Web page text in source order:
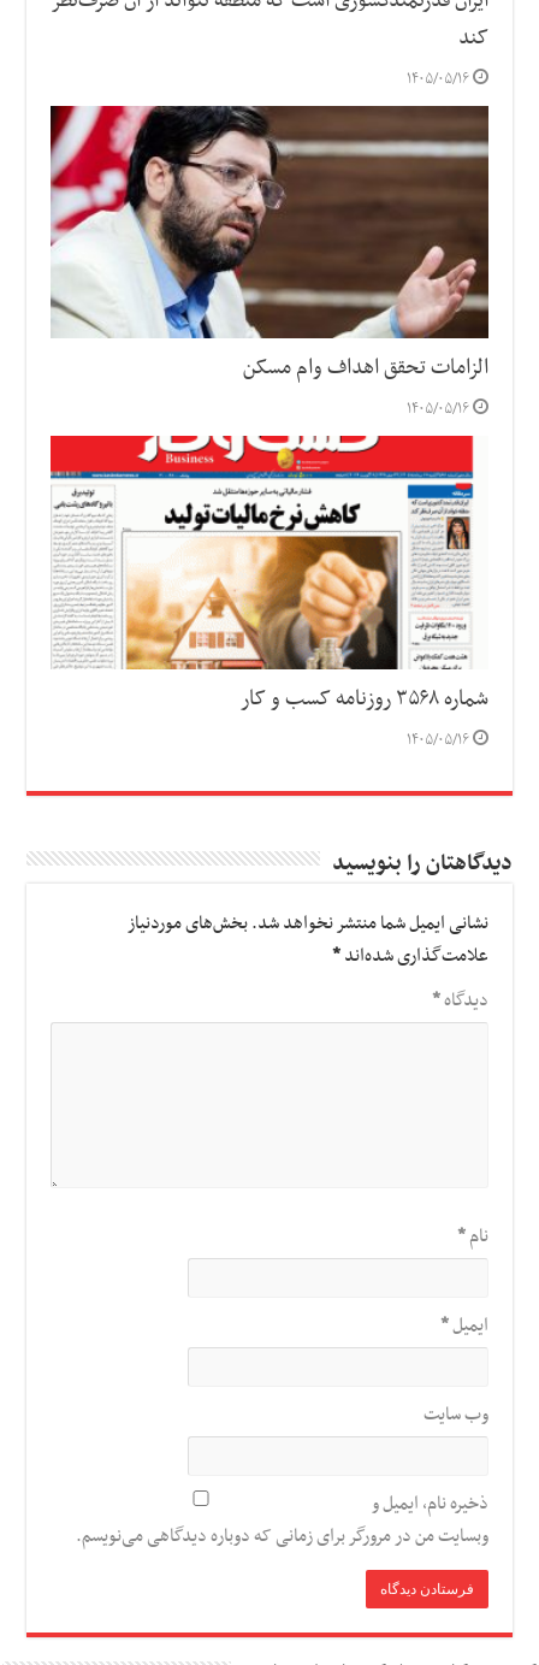
کند
۱۴۰۵/۰۵/۱۶
الزامات تحقق اهداف وام مسکن
۱۴۰۵/۰۵/۱۶
شماره ۳۵۶۸ روزنامه کسب و کار
۱۴۰۵/۰۵/۱۶
دیدگاهتان را بنویسید
نشانی ایمیل شما منتشر نخواهد شد.بخش‌های موردنیاز
علامت‌گذاری شده‌اند*
دیدگاه*
نام*
ایمیل*
وب‌ سایت
ذخیره نام، ایمیل و
وبسایت من در مرورگر برای زمانی که دوباره دیدگاهی می‌نویسم.